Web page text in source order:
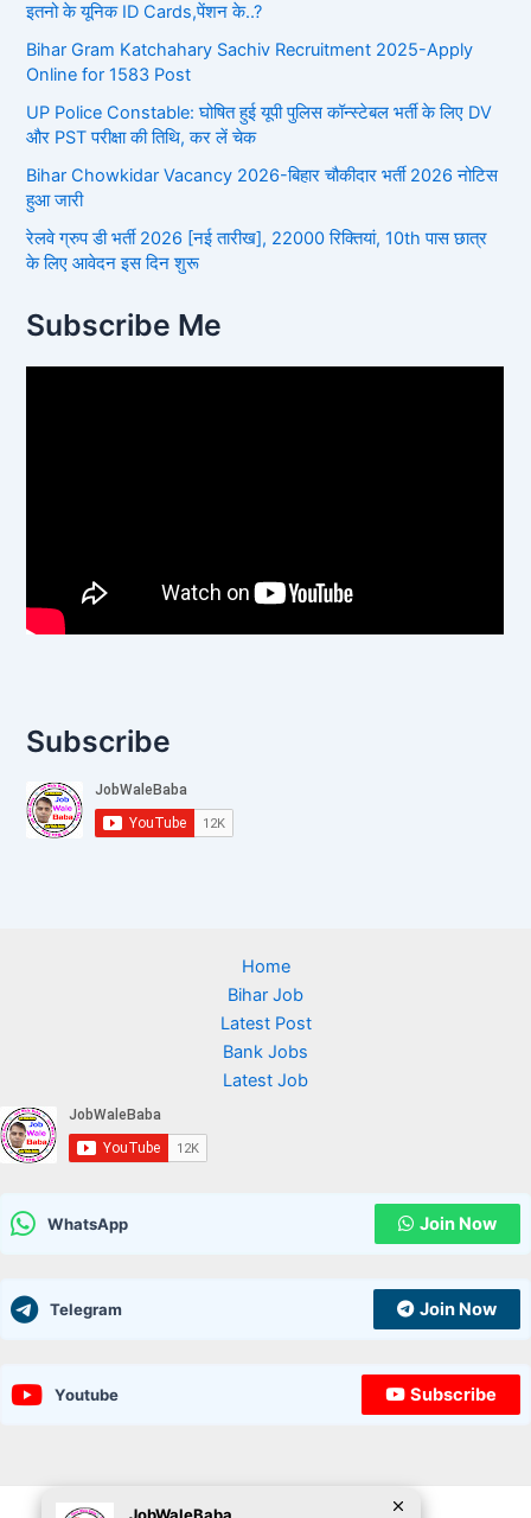
इतनो के यूनिक ID Cards,पेंशन के..?
Bihar Gram Katchahary Sachiv Recruitment 2025-Apply
Online for 1583 Post
UP Police Constable: घोषित हुई यूपी पुलिस कॉन्स्टेबल भर्ती के लिए DV
और PST परीक्षा की तिथि, कर लें चेक
Bihar Chowkidar Vacancy 2026-बिहार चौकीदार भर्ती 2026 नोटिस
हुआ जारी
रेलवे ग्रुप डी भर्ती 2026 [नई तारीख], 22000 रिक्तियां, 10th पास छात्र
के लिए आवेदन इस दिन शुरू
Subscribe Me
Subscribe
Home
Bihar Job
Latest Post
Bank Jobs
Latest Job
WhatsApp Join Now
Telegram Join Now
Youtube Subscribe